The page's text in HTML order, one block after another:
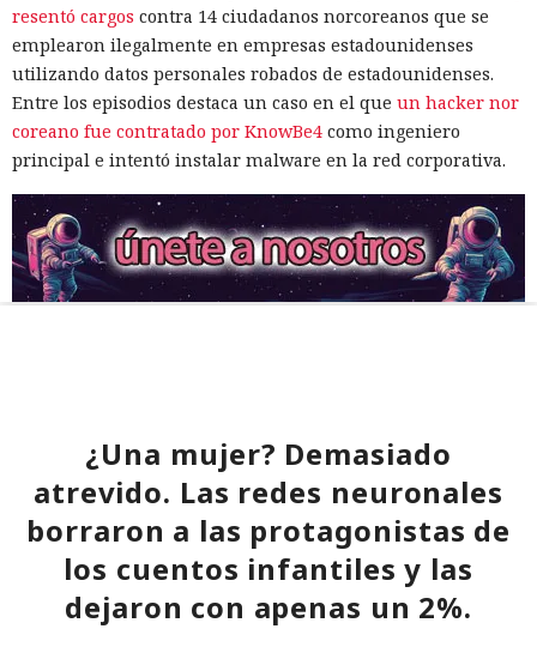
resentó cargos contra 14 ciudadanos norcoreanos que se
emplearon ilegalmente en empresas estadounidenses
utilizando datos personales robados de estadounidenses.
Entre los episodios destaca un caso en el que un hacker nor
coreano fue contratado por KnowBe4 como ingeniero
principal e intentó instalar malware en la red corporativa.
¿Una mujer? Demasiado
atrevido. Las redes neuronales
borraron a las protagonistas de
los cuentos infantiles y las
dejaron con apenas un 2%.